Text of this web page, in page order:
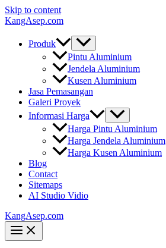
Skip to content
KangAsep.com
Produk
Pintu Aluminium
Jendela Aluminium
Kusen Aluminium
Jasa Pemasangan
Galeri Proyek
Informasi Harga
Harga Pintu Aluminium
Harga Jendela Aluminium
Harga Kusen Aluminium
Blog
Contact
Sitemaps
AI Studio Vidio
KangAsep.com